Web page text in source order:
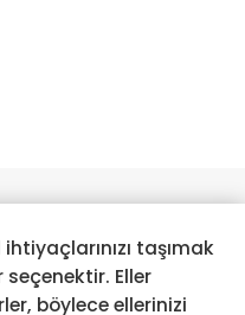
taşımak
seçenektir. Eller
böylece ellerinizi